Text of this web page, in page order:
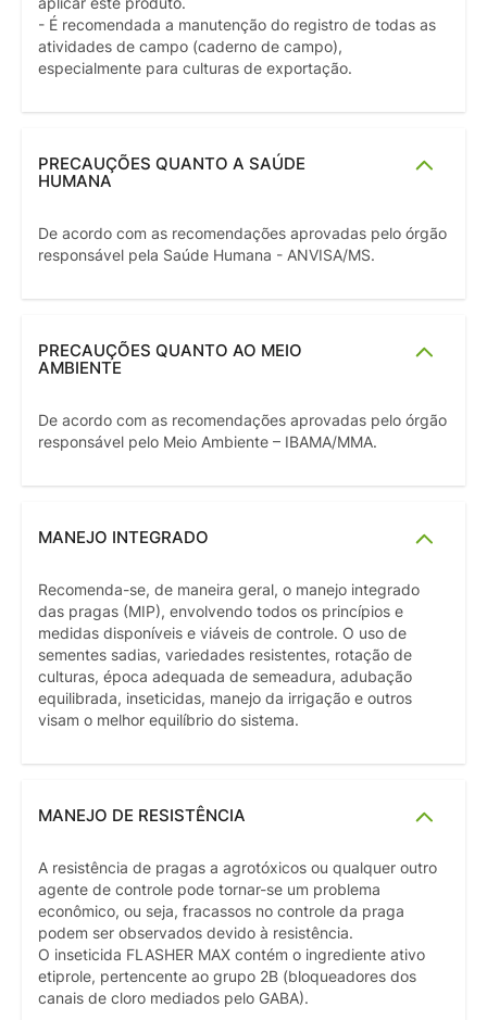
- É recomendada a manutenção do registro de todas as
atividades de campo (caderno de campo),
especialmente para culturas de exportação.
PRECAUÇÕES QUANTO A SAÚDE
HUMANA
De acordo com as recomendações aprovadas pelo órgão
responsável pela Saúde Humana - ANVISA/MS.
PRECAUÇÕES QUANTO AO MEIO
AMBIENTE
De acordo com as recomendações aprovadas pelo órgão
responsável pelo Meio Ambiente – IBAMA/MMA.
MANEJO INTEGRADO
Recomenda-se, de maneira geral, o manejo integrado
das pragas (MIP), envolvendo todos os princípios e
medidas disponíveis e viáveis de controle. O uso de
sementes sadias, variedades resistentes, rotação de
culturas, época adequada de semeadura, adubação
equilibrada, inseticidas, manejo da irrigação e outros
visam o melhor equilíbrio do sistema.
MANEJO DE RESISTÊNCIA
A resistência de pragas a agrotóxicos ou qualquer outro
agente de controle pode tornar-se um problema
econômico, ou seja, fracassos no controle da praga
podem ser observados devido à resistência.
O inseticida FLASHER MAX contém o ingrediente ativo
etiprole, pertencente ao grupo 2B (bloqueadores dos
canais de cloro mediados pelo GABA).